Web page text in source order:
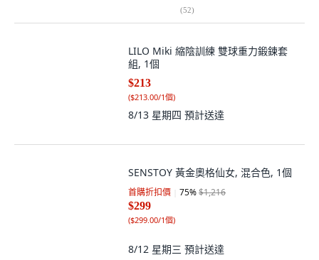
(52)
LILO Miki 縮陰訓練 雙球重力鍛鍊套
組, 1個
$213
($213.00/1個)
8/13 星期四 預計送達
SENSTOY 黃金奧格仙女, 混合色, 1個
首購折扣價 75%$1,216
$299
($299.00/1個)
8/12 星期三 預計送達